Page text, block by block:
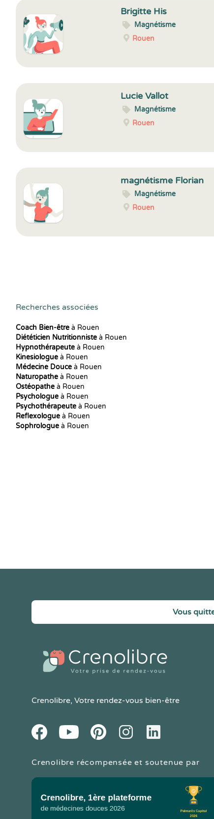
Brigitte His
Magnétisme
Rouen
Lucie Vallot
Magnétisme
Rouen
magnétisme Florian
Magnétisme
Rouen
Recherches associées
Coach Bien-être à Rouen
Diététicien Nutritionniste à Rouen
Hypnothérapeute à Rouen
Kinesiologue à Rouen
Médecine Douce à Rouen
Naturopathe à Rouen
Ostéopathe à Rouen
Psychologue à Rouen
Psychothérapeute à Rouen
Reflexologue à Rouen
Sophrologue à Rouen
Vous
Crenolibre, Votre rendez-vous bien-être
FacebookYoutube PinteresetInstagramLinkedIn
Crenolibre récompensée et soutenue par